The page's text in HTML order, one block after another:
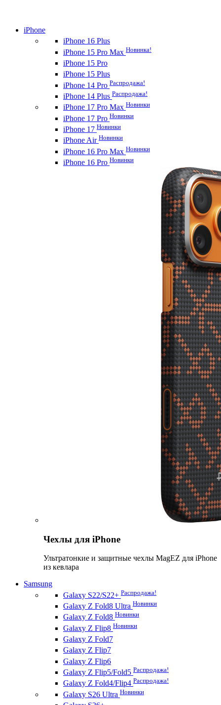
iPhone
iPhone 16 Plus
iPhone 15 Pro Max Новинка!
iPhone 15 Pro
iPhone 15 Plus
iPhone 14 Pro Распродажа!
iPhone 14 Plus Распродажа!
iPhone 17 Pro Max Новинки
iPhone 17 Pro Новинки
iPhone 17 Новинки
iPhone Air Новинки
iPhone 16 Pro Max Новинки
iPhone 16 Pro Новинки
Чехлы для iPhone
Ультратонкие и защитные чехлы MagEZ для iPhone
из кевлара
Samsung
Galaxy S22/S22+ Распродажа!
Galaxy Z Fold8 Ultra Новинки
Galaxy Z Fold8 Новинки
Galaxy Z Flip8 Новинки
Galaxy Z Fold7
Galaxy Z Flip7
Galaxy Z Flip6
Galaxy Z Flip5/Fold5 Распродажа!
Galaxy Z Fold4/Flip4 Распродажа!
Galaxy S26 Ultra Новинки